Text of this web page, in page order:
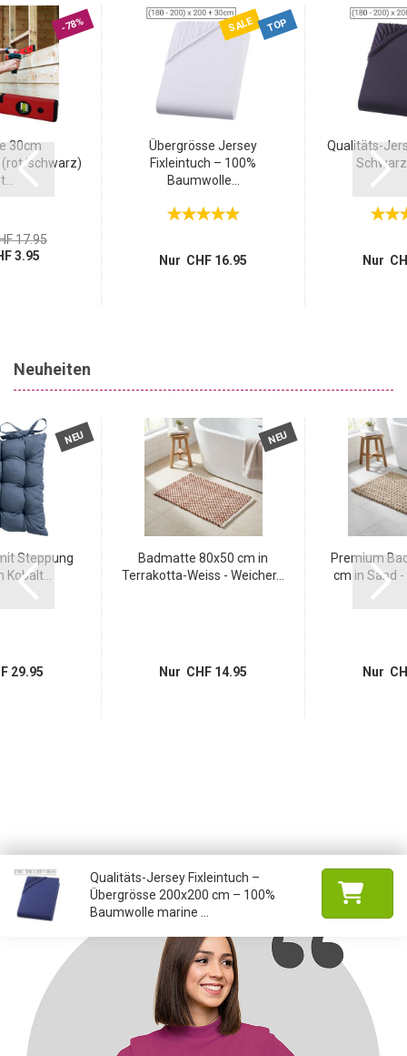
-78%
30cm
(rot/schwarz)
17.95
3.95
SALE TOP
Übergrösse Jersey
Fixleintuch – 100%
Baumwolle...
Nur CHF 16.95
Qualitäts-
Schwarz
Nur
Neuheiten
NEU
Steppung
29.95
NEU
Badmatte 80x50 cm in
Terrakotta-Weiss - Weicher...
Nur CHF 14.95
Premium
cm in Sand -
Nur
Qualitäts-Jersey Fixleintuch –
Übergrösse 200x200 cm – 100%
Baumwolle marine ...